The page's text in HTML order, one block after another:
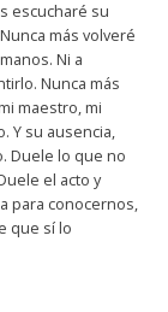
escucharé su
más volveré
Ni a
Nunca más
maestro, mi
Y su ausencia,
Duele lo que no
el acto y
para conocernos,
que sí lo